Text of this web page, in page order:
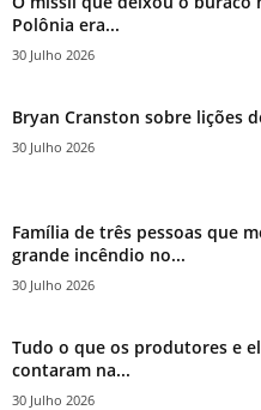
Polônia era...
30 Julho 2026
Bryan Cranston sobre lições
30 Julho 2026
Família de três pessoas que
grande incêndio no...
30 Julho 2026
Tudo o que os produtores e
contaram na...
30 Julho 2026